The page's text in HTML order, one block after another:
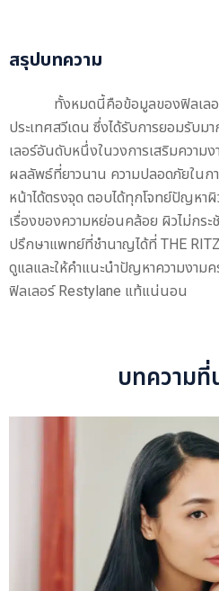
สรุปบทความ
ทั้งหมดนี้คือข้อมูลของฟิลเลอ
ประเทศสวีเดน ซึ่งได้รับการยอมรับม
เลอร์อันดับหนึ่งในวงการเสริมความง
ผลลัพธ์ที่ยาวนาน ความปลอดภัยใน
หน้าได้ตรงจุด ตอบได้ทุกโจทย์ปัญหา
เรื่องของความหย่อนคล้อย ผิวไม่กร
ปรึกษาแพทย์ที่ชำนาญได้ที่ THE
ดูแลและให้คำแนะนำปัญหาความงาม
ฟิลเลอร์ Restylane แท้แน่นอน
บทความที่